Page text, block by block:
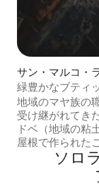
サン・マルコ・
ホテル客室
緑豊かなブティ
なマヤの小屋
地域のマヤ族の
受け継がれてき
ドベ（地域の粘
屋根で作られた
で、伝統と贅
きな窓からは、
の景色が一望で
ソロ